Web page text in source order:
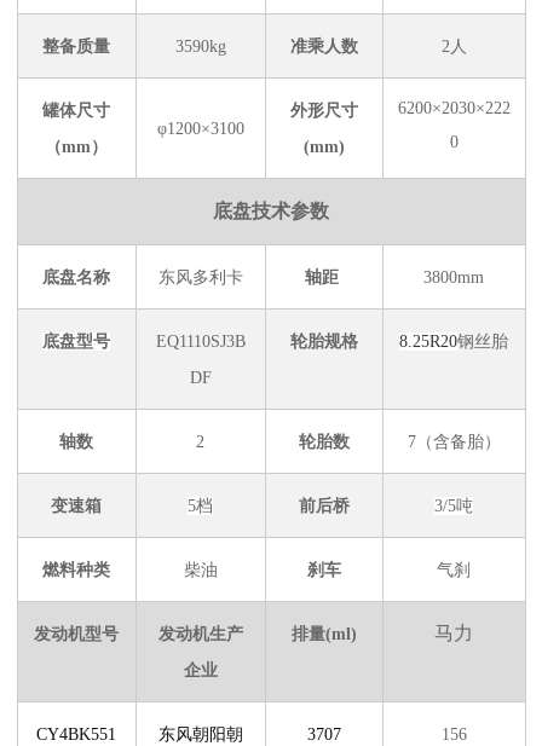
整备质量 3590kg 准乘人数 2人
罐体尺寸
（mm）
φ1200×3100
外形尺寸
(mm)
6200×2030×222
0
底盘技术参数
底盘名称 东风多利卡 轴距 3800mm
底盘型号
EQ1110SJ3B
DF
轮胎规格 8.25R20钢丝胎
轴数 2 轮胎数 7（含备胎）
变速箱 5档 前后桥 3/5吨
燃料种类 柴油 刹车 气刹
发动机型号
发动机生产
企业
排量(ml) 马力
CY4BK551
东风朝阳朝
3707 156